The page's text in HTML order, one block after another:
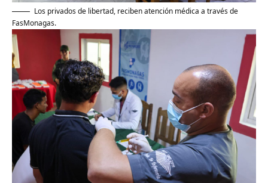
Los ‎privados de libertad, reciben atención médica a través de
FasMonagas.